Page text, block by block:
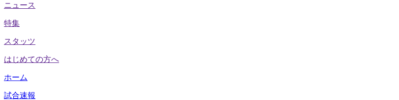
ニュース
特集
スタッツ
はじめての方へ
ホーム
試合速報